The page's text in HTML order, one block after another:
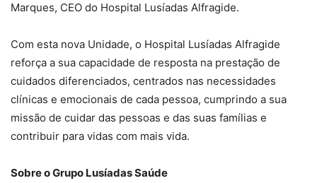
Marques, CEO do Hospital Lusíadas Alfragide.
Com esta nova Unidade, o Hospital Lusíadas Alfragide
reforça a sua capacidade de resposta na prestação de
cuidados diferenciados, centrados nas necessidades
clínicas e emocionais de cada pessoa, cumprindo a sua
missão de cuidar das pessoas e das suas famílias e
contribuir para vidas com mais vida.
Sobre o Grupo Lusíadas Saúde